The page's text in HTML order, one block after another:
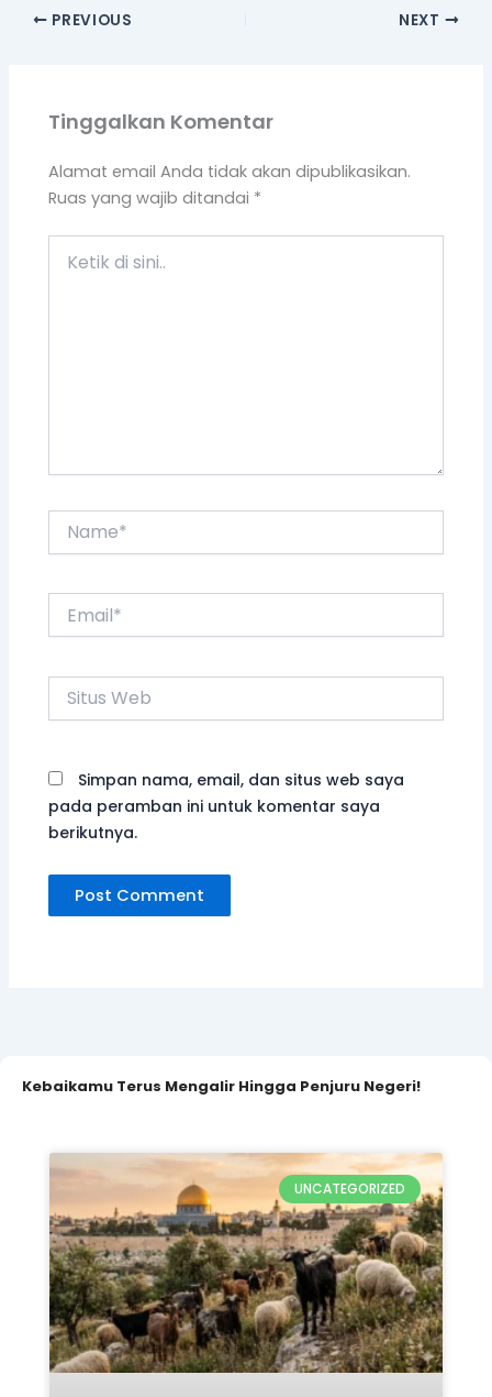
PREVIOUS NEXT
Tinggalkan Komentar
Alamat email Anda tidak akan dipublikasikan.
Ruas yang wajib ditandai *
Situs
Web
Simpan nama, email, dan situs web saya
pada peramban ini untuk komentar saya
berikutnya.
Kebaikamu Terus Mengalir Hingga Penjuru Negeri!
UNCATEGORIZED